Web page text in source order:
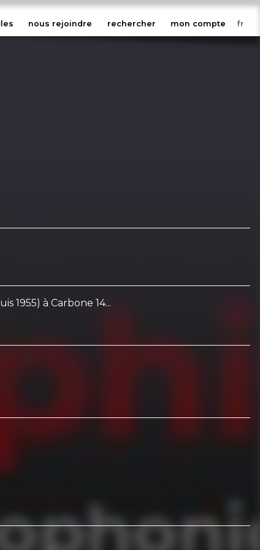
nous rejoindre rechercher mon compte
1955) à Carbone 14...